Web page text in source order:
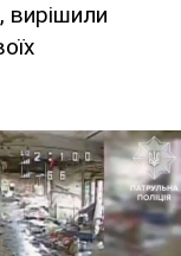
вирішили